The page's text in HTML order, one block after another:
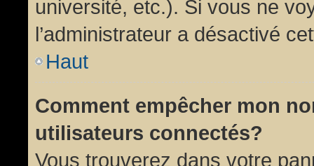
université, etc.). Si vous ne
l’administrateur a désactivé
Haut
Comment empêcher mon
utilisateurs connectés?
Vous trouverez dans votre